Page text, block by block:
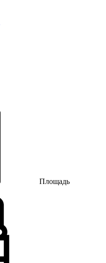
Площадь